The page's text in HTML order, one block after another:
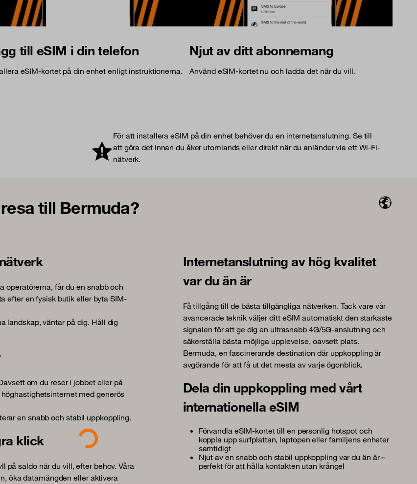
till eSIM i din telefon
eSIM-kortet på din enhet enligt instruktionerna.
Njut av ditt abonnemang
Använd eSIM-kortet nu och ladda det när du vill.
För att installera eSIM på din enhet behöver du en internetanslutning. Se till
att göra det innan du åker utomlands eller direkt när du anländer via ett Wi-Fi-
nätverk.
till Bermuda?
operatörerna, får du en snabb och
efter en fysisk butik eller byta SIM-
landskap, väntar på dig. Håll dig
om du reser i jobbet eller på
med generös
en snabb och stabil uppkoppling.
klick
på saldo när du vill, efter behov. Våra
öka datamängden eller aktivera
Internetanslutning av hög kvalitet
var du än är
Få tillgång till de bästa tillgängliga nätverken. Tack vare vår
avancerade teknik väljer ditt eSIM automatiskt den starkaste
signalen för att ge dig en ultrasnabb 4G/5G-anslutning och
säkerställa bästa möjliga upplevelse, oavsett plats.
Bermuda, en fascinerande destination där uppkoppling är
avgörande för att få ut det mesta av varje ögonblick.
Dela din uppkoppling med vårt
internationella eSIM
Förvandla eSIM-kortet till en personlig hotspot och
koppla upp surfplattan, laptopen eller familjens enheter
samtidigt
Njut av en snabb och stabil uppkoppling var du än är –
perfekt för att hålla kontakten utan krångel
Loading...